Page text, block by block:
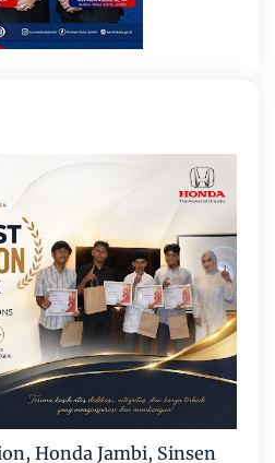
Honda Jambi, Sinsen